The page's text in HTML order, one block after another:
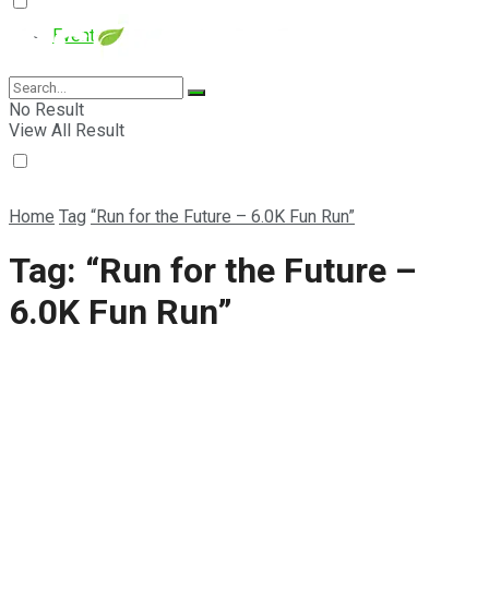
Event
E-Magazine
No Result
View All Result
Home Tag “Run for the Future – 6.0K Fun Run”
Tag: “Run for the Future –
6.0K Fun Run”